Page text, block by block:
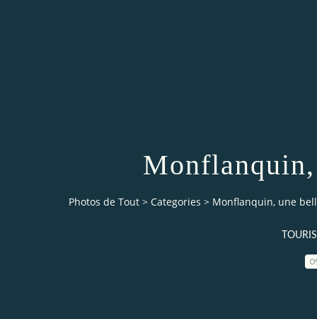
Photos de Tout > Categories > Monflanquin, une